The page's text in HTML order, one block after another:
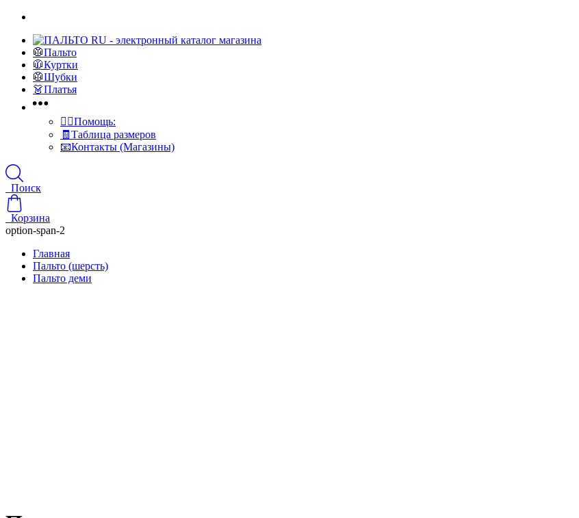
🥼Пальто
🧥Куртки
🥼Шубки
👗Платья
👍🏻Помощь:
🧾Таблица размеров
📧Контакты (Магазины)
Поиск
Корзина
option-span-2
Главная
Пальто (шерсть)
Пальто деми